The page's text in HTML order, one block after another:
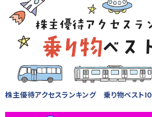
株主優待アクセスランキング 乗り物ベスト10